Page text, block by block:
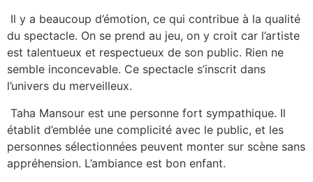
Il y a beaucoup d’émotion, ce qui contribue à la qualité
du spectacle. On se prend au jeu, on y croit car l’artiste
est talentueux et respectueux de son public. Rien ne
semble inconcevable. Ce spectacle s’inscrit dans
l’univers du merveilleux.
Taha Mansour est une personne fort sympathique. Il
établit d’emblée une complicité avec le public, et les
personnes sélectionnées peuvent monter sur scène sans
appréhension. L’ambiance est bon enfant.